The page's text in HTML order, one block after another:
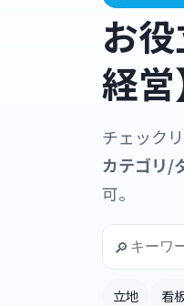
お
経営
チェック
カテゴリ/
可。
🔎
立地 看